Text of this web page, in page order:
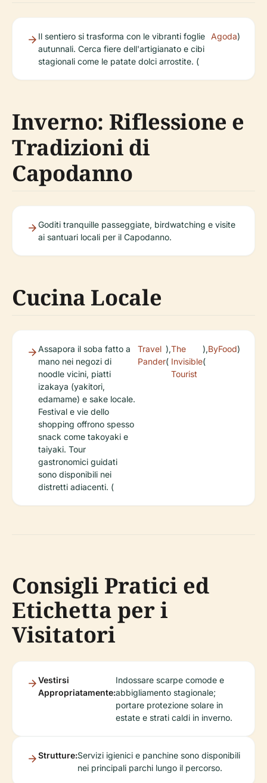
Il sentiero si trasforma con le vibranti foglie
autunnali. Cerca fiere dell'artigianato e cibi
stagionali come le patate dolci arrostite. (
Agoda)
Inverno: Riflessione e
Tradizioni di
Capodanno
Goditi tranquille passeggiate, birdwatching e visite
ai santuari locali per il Capodanno.
Cucina Locale
Assapora il soba fatto a
mano nei negozi di
noodle vicini, piatti
izakaya (yakitori,
edamame) e sake locale.
Festival e vie dello
shopping offrono spesso
snack come takoyaki e
taiyaki. Tour
gastronomici guidati
sono disponibili nei
distretti adiacenti. (
Travel
Pander
),
(
The
Invisible
Tourist
),
(
ByFood)
Consigli Pratici ed
Etichetta per i
Visitatori
Vestirsi
Appropriatamente:
Indossare scarpe comode e
abbigliamento stagionale;
portare protezione solare in
estate e strati caldi in inverno.
Strutture:Servizi igienici e panchine sono disponibili
nei principali parchi lungo il percorso.